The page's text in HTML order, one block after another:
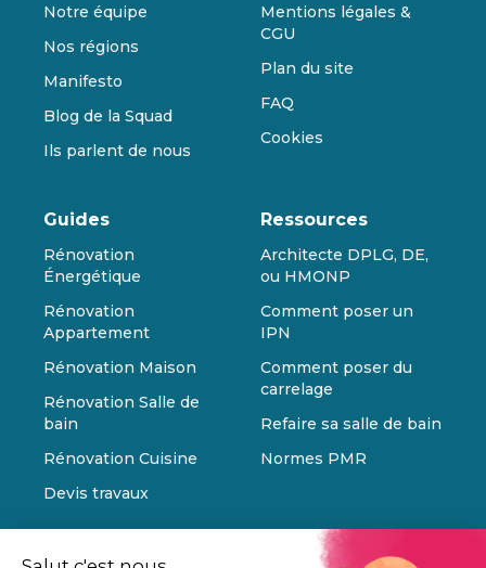
Notre équipe
Nos régions
Manifesto
Blog de la Squad
Ils parlent de nous
Mentions légales &
CGU
Plan du site
FAQ
Cookies
Guides
Rénovation
Énergétique
Rénovation
Appartement
Rénovation Maison
Rénovation Salle de
bain
Rénovation Cuisine
Devis travaux
Ressources
Architecte DPLG, DE,
ou HMONP
Comment poser un
IPN
Comment poser du
carrelage
Refaire sa salle de bain
Normes PMR